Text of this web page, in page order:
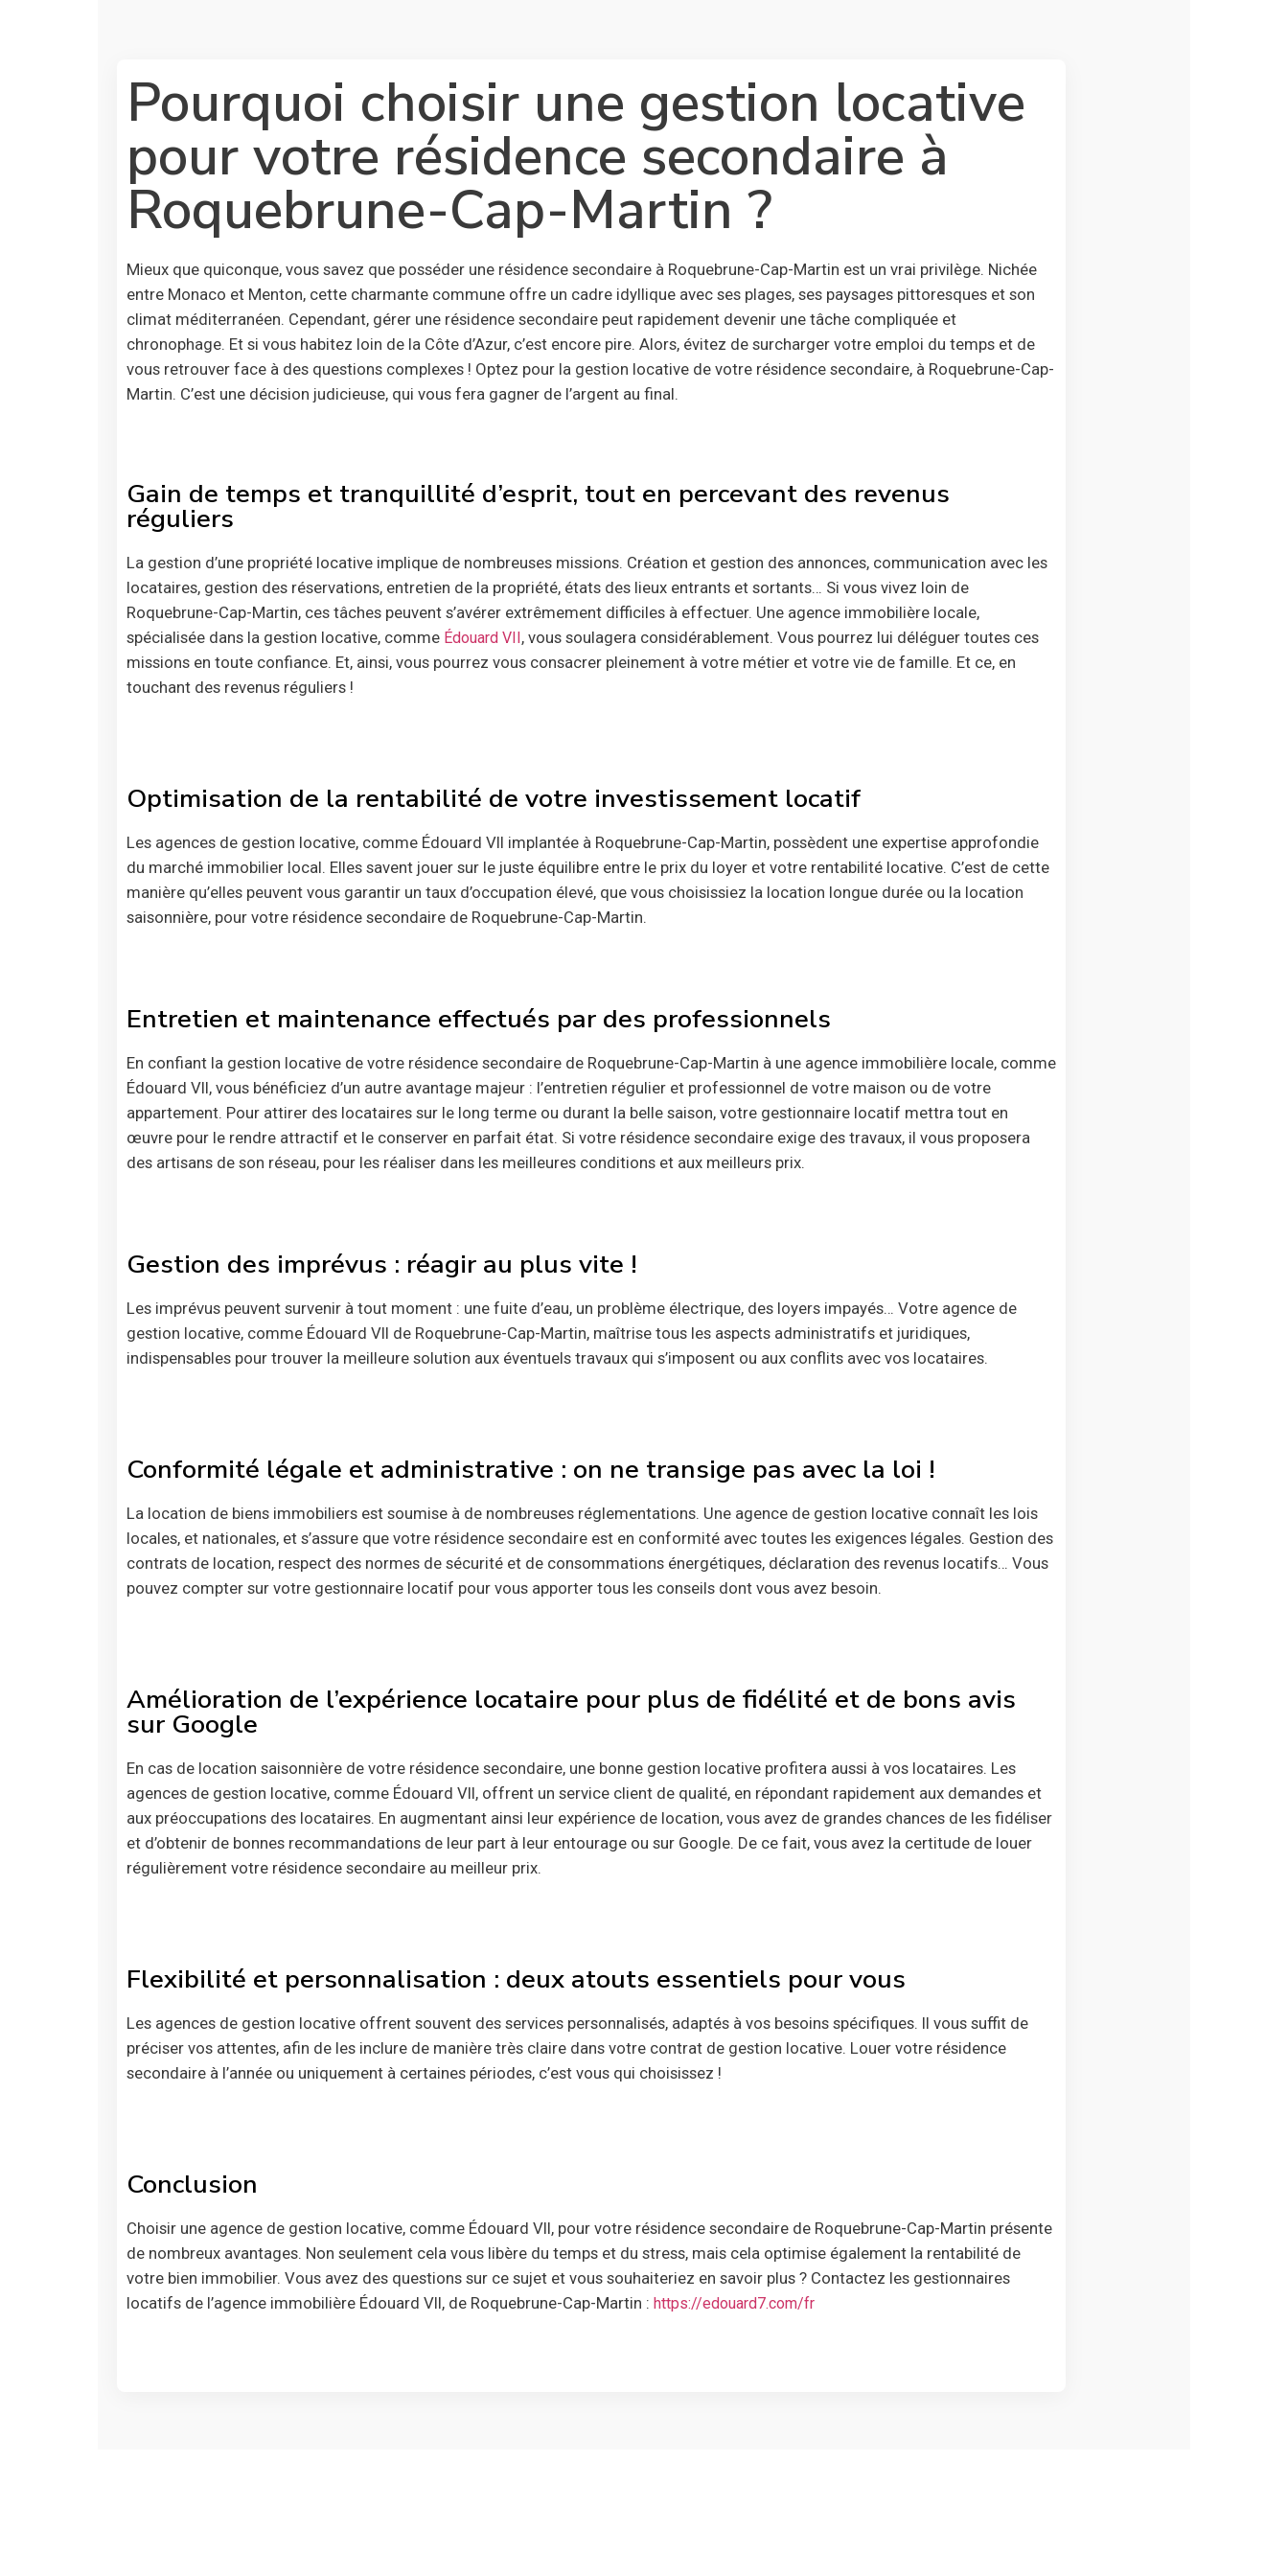
Pourquoi choisir une gestion locative
pour votre résidence secondaire à
Roquebrune-Cap-Martin ?
Mieux que quiconque, vous savez que posséder une résidence secondaire à Roquebrune-Cap-Martin est un vrai privilège. Nichée
entre Monaco et Menton, cette charmante commune offre un cadre idyllique avec ses plages, ses paysages pittoresques et son
climat méditerranéen. Cependant, gérer une résidence secondaire peut rapidement devenir une tâche compliquée et
chronophage. Et si vous habitez loin de la Côte d’Azur, c’est encore pire. Alors, évitez de surcharger votre emploi du temps et de
vous retrouver face à des questions complexes ! Optez pour la gestion locative de votre résidence secondaire, à Roquebrune-Cap-
Martin. C’est une décision judicieuse, qui vous fera gagner de l’argent au final.
Gain de temps et tranquillité d’esprit, tout en percevant des revenus
réguliers
La gestion d’une propriété locative implique de nombreuses missions. Création et gestion des annonces, communication avec les
locataires, gestion des réservations, entretien de la propriété, états des lieux entrants et sortants… Si vous vivez loin de
Roquebrune-Cap-Martin, ces tâches peuvent s’avérer extrêmement difficiles à effectuer. Une agence immobilière locale,
spécialisée dans la gestion locative, comme Édouard VII, vous soulagera considérablement. Vous pourrez lui déléguer toutes ces
missions en toute confiance. Et, ainsi, vous pourrez vous consacrer pleinement à votre métier et votre vie de famille. Et ce, en
touchant des revenus réguliers !
Optimisation de la rentabilité de votre investissement locatif
Les agences de gestion locative, comme Édouard VII implantée à Roquebrune-Cap-Martin, possèdent une expertise approfondie
du marché immobilier local. Elles savent jouer sur le juste équilibre entre le prix du loyer et votre rentabilité locative. C’est de cette
manière qu’elles peuvent vous garantir un taux d’occupation élevé, que vous choisissiez la location longue durée ou la location
saisonnière, pour votre résidence secondaire de Roquebrune-Cap-Martin.
Entretien et maintenance effectués par des professionnels
En confiant la gestion locative de votre résidence secondaire de Roquebrune-Cap-Martin à une agence immobilière locale, comme
Édouard VII, vous bénéficiez d’un autre avantage majeur : l’entretien régulier et professionnel de votre maison ou de votre
appartement. Pour attirer des locataires sur le long terme ou durant la belle saison, votre gestionnaire locatif mettra tout en
œuvre pour le rendre attractif et le conserver en parfait état. Si votre résidence secondaire exige des travaux, il vous proposera
des artisans de son réseau, pour les réaliser dans les meilleures conditions et aux meilleurs prix.
Gestion des imprévus : réagir au plus vite !
Les imprévus peuvent survenir à tout moment : une fuite d’eau, un problème électrique, des loyers impayés… Votre agence de
gestion locative, comme Édouard VII de Roquebrune-Cap-Martin, maîtrise tous les aspects administratifs et juridiques,
indispensables pour trouver la meilleure solution aux éventuels travaux qui s’imposent ou aux conflits avec vos locataires.
Conformité légale et administrative : on ne transige pas avec la loi !
La location de biens immobiliers est soumise à de nombreuses réglementations. Une agence de gestion locative connaît les lois
locales, et nationales, et s’assure que votre résidence secondaire est en conformité avec toutes les exigences légales. Gestion des
contrats de location, respect des normes de sécurité et de consommations énergétiques, déclaration des revenus locatifs… Vous
pouvez compter sur votre gestionnaire locatif pour vous apporter tous les conseils dont vous avez besoin.
Amélioration de l’expérience locataire pour plus de fidélité et de bons avis
sur Google
En cas de location saisonnière de votre résidence secondaire, une bonne gestion locative profitera aussi à vos locataires. Les
agences de gestion locative, comme Édouard VII, offrent un service client de qualité, en répondant rapidement aux demandes et
aux préoccupations des locataires. En augmentant ainsi leur expérience de location, vous avez de grandes chances de les fidéliser
et d’obtenir de bonnes recommandations de leur part à leur entourage ou sur Google. De ce fait, vous avez la certitude de louer
régulièrement votre résidence secondaire au meilleur prix.
Flexibilité et personnalisation : deux atouts essentiels pour vous
Les agences de gestion locative offrent souvent des services personnalisés, adaptés à vos besoins spécifiques. Il vous suffit de
préciser vos attentes, afin de les inclure de manière très claire dans votre contrat de gestion locative. Louer votre résidence
secondaire à l’année ou uniquement à certaines périodes, c’est vous qui choisissez !
Conclusion
Choisir une agence de gestion locative, comme Édouard VII, pour votre résidence secondaire de Roquebrune-Cap-Martin présente
de nombreux avantages. Non seulement cela vous libère du temps et du stress, mais cela optimise également la rentabilité de
votre bien immobilier. Vous avez des questions sur ce sujet et vous souhaiteriez en savoir plus ? Contactez les gestionnaires
locatifs de l’agence immobilière Édouard VII, de Roquebrune-Cap-Martin : https://edouard7.com/fr